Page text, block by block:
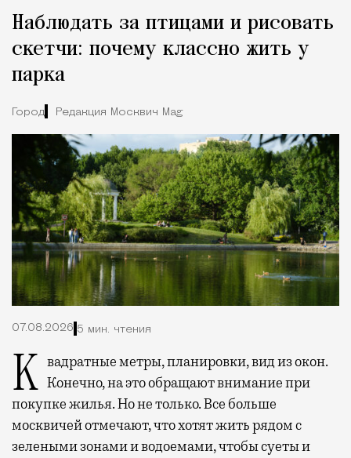
Наблюдать за птицами и рисовать
скетчи: почему классно жить у
парка
Город Редакция Москвич Mag
07.08.2026 5 мин. чтения
Квадратные метры, планировки, вид из окон. Конечно, на это обращают внимание при
покупке жилья. Но не только. Все больше
москвичей отмечают, что хотят жить рядом с
зелеными зонами и водоемами, чтобы суеты и